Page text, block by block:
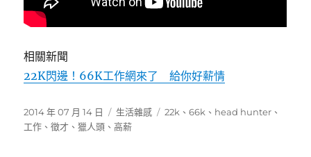
相關新聞
22K閃邊！66K工作網來了 給你好薪情
發
佈
2014 年 07 月 14 日
分
類
生活雜感
標
22k 、66k 、 head hunter 、
工作 、徵才 、獵人頭 、高薪